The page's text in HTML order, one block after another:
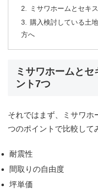
ミサワホームとセキ
購入検討している土
方へ
ミサワホームと
ント7つ
それではまず、ミサワホ
つのポイントで比較して
耐震性
間取りの自由度
坪単価